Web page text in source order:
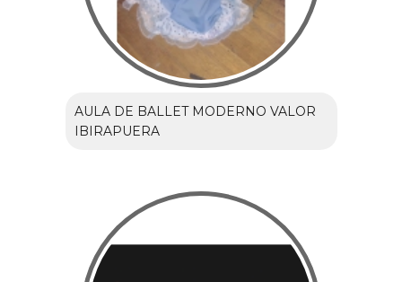
AULA DE BALLET MODERNO VALOR
IBIRAPUERA